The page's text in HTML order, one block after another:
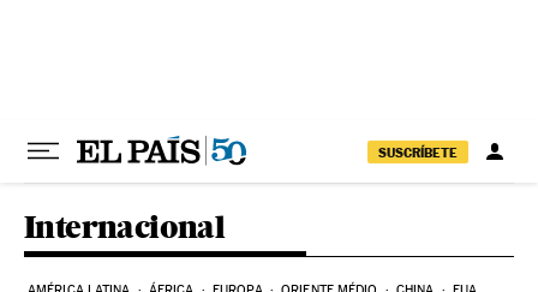
SUSCRÍBETE
Internacional